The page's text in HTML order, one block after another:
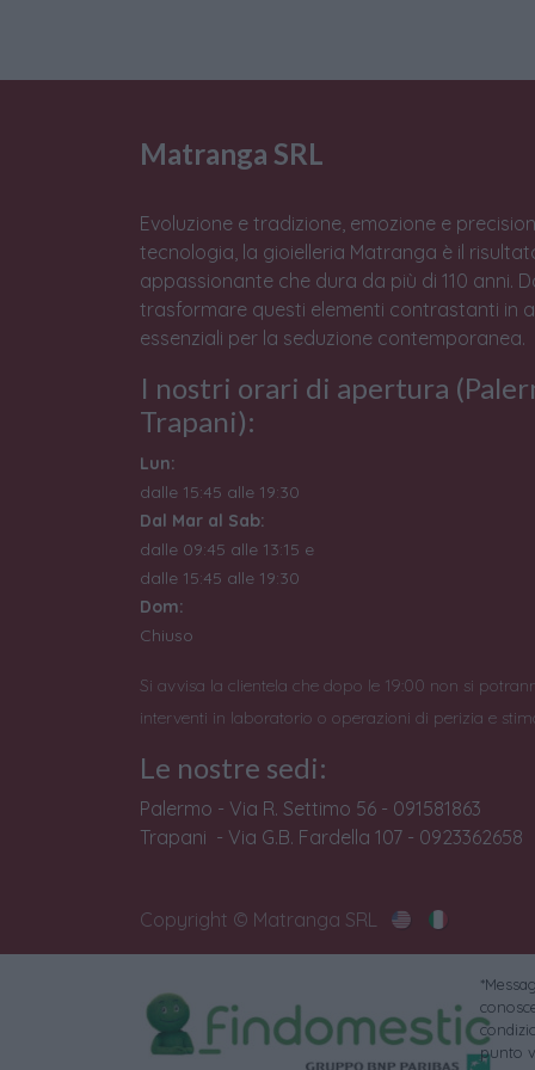
Matranga SRL
Evoluzione e tradizione, emozione e
tecnologia, la gioielleria Matranga è il
appassionante che dura da più di 110 anni.
trasformare questi elementi contrastanti in
essenziali per la seduzione contemporanea.
I nostri orari di apertura
Trapani):
Lun:
dalle 15:45 alle 19:30
Dal Mar al Sab:
dalle 09:45 alle 13:15 e
dalle 15:45 alle 19:30
Dom:
Chiuso
Si avvisa la clientela che dopo le 19:00 non si
interventi in laboratorio o operazioni di perizia e
Le nostre sedi:
Palermo - Via R. Settimo 56 - 091581863
Trapani - Via G.B. Fardella 107 - 0923362658
Copyright © Matranga SRL
punto